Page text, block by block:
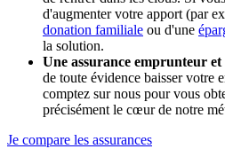
d'augmenter votre apport (par
donation familiale ou d'une
la solution.
Une assurance emprunteur
de toute évidence baisser votre
comptez sur nous pour vous
précisément le cœur de notre
Je compare les assurances